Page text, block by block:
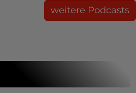
weitere Podcasts